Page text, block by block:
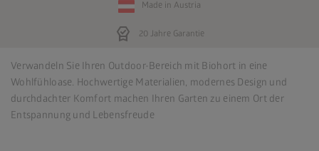
Made in Austria
editor_choice 20 Jahre Garantie
Verwandeln Sie Ihren Outdoor-Bereich mit Biohort in eine
Wohlfühloase. Hochwertige Materialien, modernes Design und
durchdachter Komfort machen Ihren Garten zu einem Ort der
Entspannung und Lebensfreude